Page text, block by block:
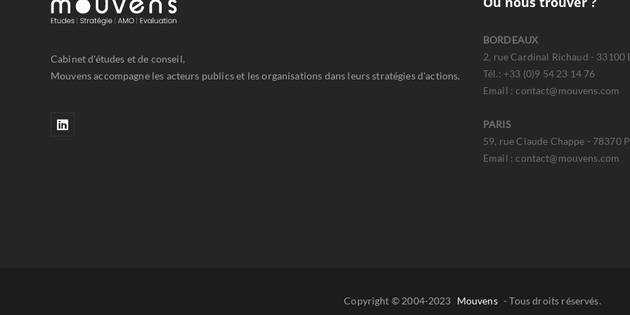
Cabinet d'études et de conseil,
Mouvens accompagne les acteurs publics et les organisations dans leurs stratégies d'actions.
BORDEAUX
2, rue Cardinal Richaud - 33100
Tél.: +33 (0)9 54 23 14 76
Email : contact@mouvens.com
PARIS
59, rue Claude Chappe - 78370
Email : contact@mouvens.com
Copyright © 2004-2023 Mouvens - Tous droits réservés.